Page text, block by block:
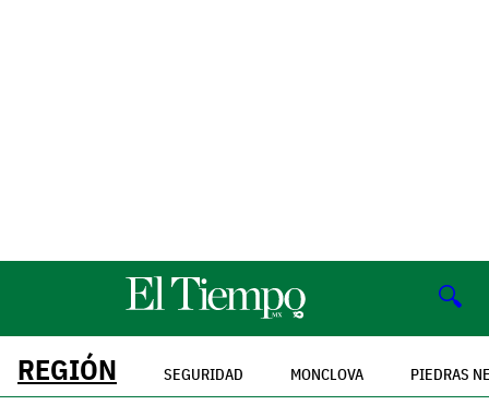
🔍
REGIÓN SEGURIDAD MONCLOVA PIEDRAS